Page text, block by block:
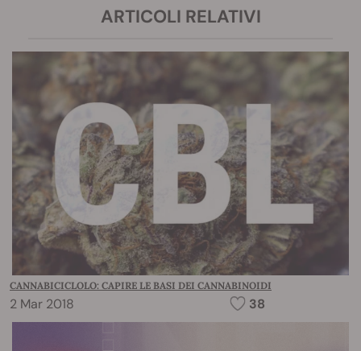
ARTICOLI RELATIVI
CANNABICICLOLO: CAPIRE LE BASI DEI CANNABINOIDI
2 Mar 2018 38